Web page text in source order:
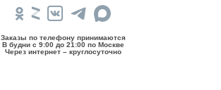
Заказы по телефону принимаются
В будни c 9:00 до 21:00 по Москве
Через интернет – круглосуточно